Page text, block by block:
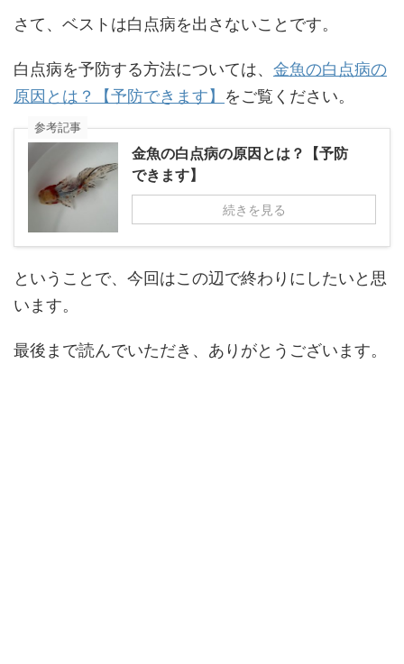
さて、ベストは白点病を出さないことです。
白点病を予防する方法については、 金魚の白点病の
原因とは？【予防できます】 をご覧ください。
参考記事
金魚の白点病の原因とは？【予防
できます】
続きを見る
ということで、今回はこの辺で終わりにしたいと思
います。
最後まで読んでいただき、ありがとうございます。